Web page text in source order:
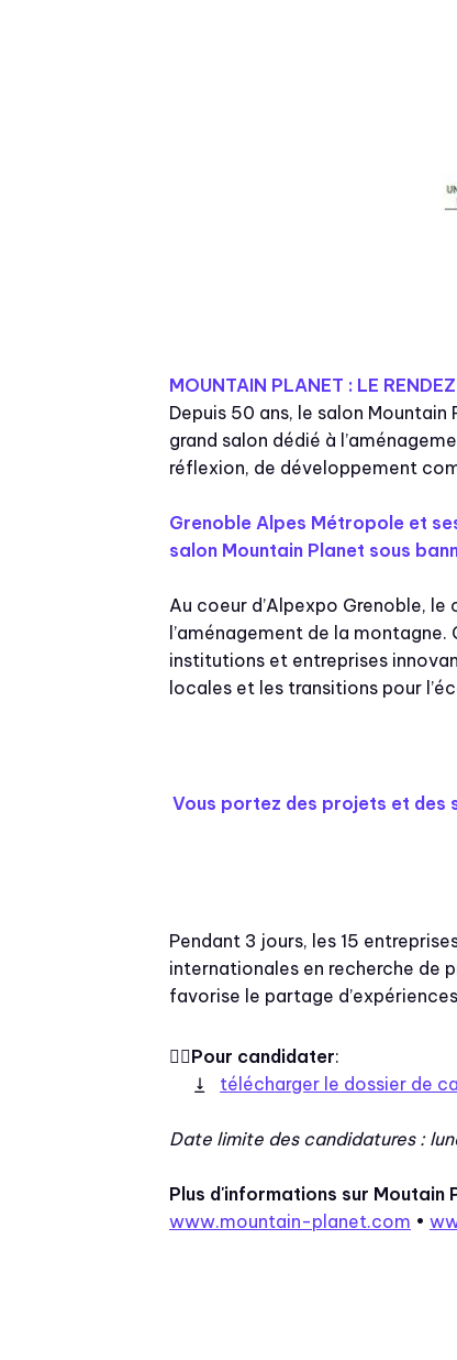
MOUNTAIN PLANET : LE
Depuis 50 ans, le salon
grand salon dédié à
réflexion, de développement
Grenoble Alpes Métropole et
salon Mountain Planet sous
Au coeur d’Alpexpo Grenoble,
l’aménagement de la
institutions et entreprises
locales et les transitions pour
Vous portez des projets et des
Pendant 3 jours, les 15
internationales en recherche de
favorise le partage
👉🏻Pour candidater:
télécharger le dossier de
Date limite des candidatures :
Plus d'informations sur Moutain
www.mountain-planet.com •